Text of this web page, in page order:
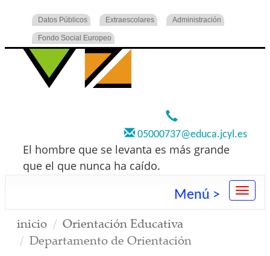
Datos Públicos Extraescolares Administración
Fondo Social Europeo
05000737@educa.jcyl.es
El hombre que se levanta es más grande
que el que nunca ha caído.
Menú >
inicio
Orientación Educativa
Departamento de Orientación